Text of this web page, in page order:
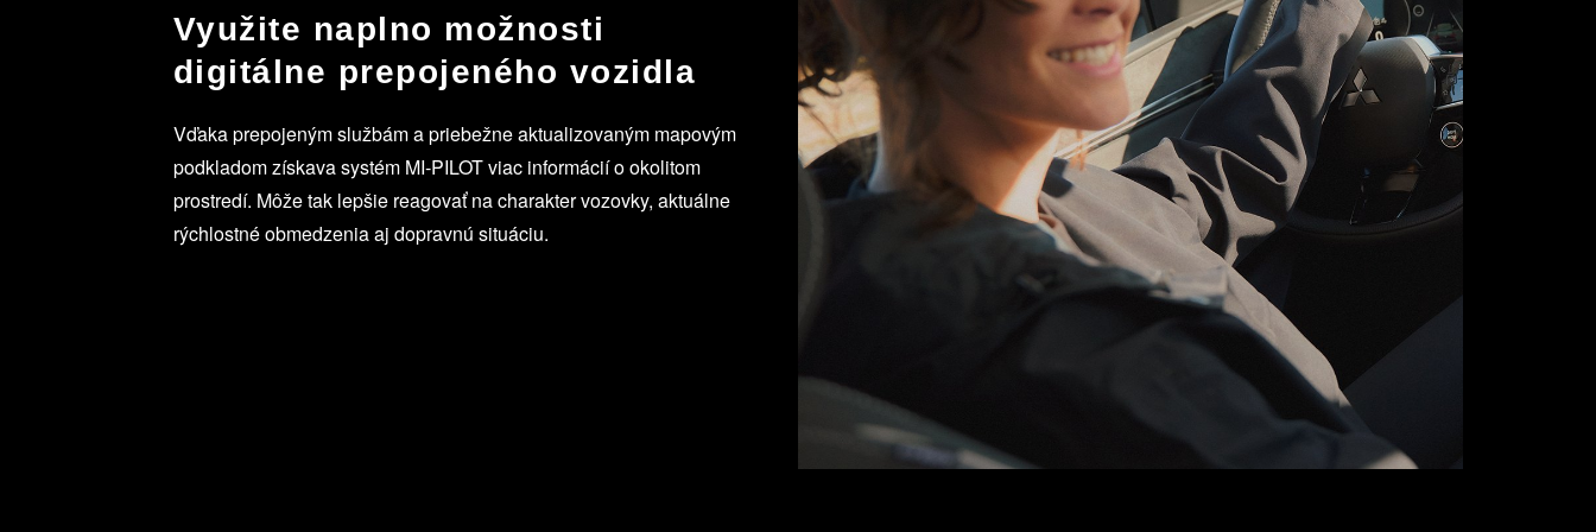
Využite naplno možnosti
digitálne prepojeného vozidla
Vďaka prepojeným službám a priebežne aktualizovaným mapovým
podkladom získava systém MI‑PILOT viac informácií o okolitom
prostredí. Môže tak lepšie reagovať na charakter vozovky, aktuálne
rýchlostné obmedzenia aj dopravnú situáciu.